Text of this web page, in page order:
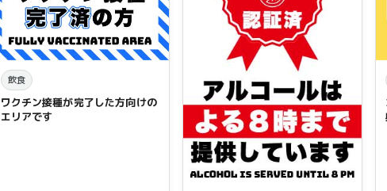
飲食
ワクチン接種が完了した方向けの
エリアです